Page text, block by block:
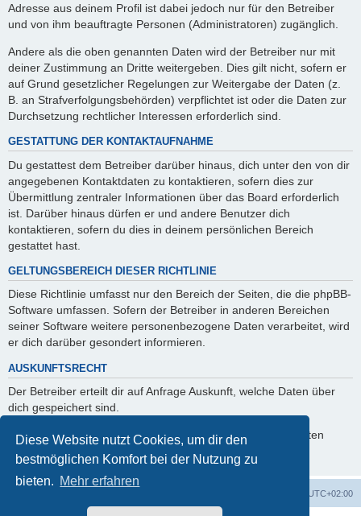
Diese Website nutzt Cookies, um dir den
bestmöglichen Komfort bei der Nutzung zu
bieten. Mehr erfahren
Adresse aus deinem Profil ist dabei jedoch nur für den Betreiber
und von ihm beauftragte Personen (Administratoren) zugänglich.
Andere als die oben genannten Daten wird der Betreiber nur mit
deiner Zustimmung an Dritte weitergeben. Dies gilt nicht, sofern er
auf Grund gesetzlicher Regelungen zur Weitergabe der Daten (z.
B. an Strafverfolgungsbehörden) verpflichtet ist oder die Daten zur
Durchsetzung rechtlicher Interessen erforderlich sind.
GESTATTUNG DER KONTAKTAUFNAHME
Du gestattest dem Betreiber darüber hinaus, dich unter den von dir
angegebenen Kontaktdaten zu kontaktieren, sofern dies zur
Übermittlung zentraler Informationen über das Board erforderlich
ist. Darüber hinaus dürfen er und andere Benutzer dich
kontaktieren, sofern du dies in deinem persönlichen Bereich
gestattet hast.
GELTUNGSBEREICH DIESER RICHTLINIE
Diese Richtlinie umfasst nur den Bereich der Seiten, die die phpBB-
Software umfassen. Sofern der Betreiber in anderen Bereichen
seiner Software weitere personenbezogene Daten verarbeitet, wird
er dich darüber gesondert informieren.
AUSKUNFTSRECHT
Der Betreiber erteilt dir auf Anfrage Auskunft, welche Daten über
dich gespeichert sind.
Du kannst jederzeit die Löschung bzw. Sperrung deiner Daten
verlangen. Kontaktiere hierzu bitte den Betreiber.
UTC+02:00